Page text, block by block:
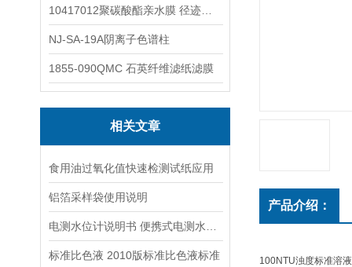
NJ-SA-19A阴离子色谱柱
1855-090QMC 石英纤维滤纸滤膜
相关文章
食用油过氧化值快速检测试纸应用
铝箔采样袋使用说明
标准比色液 2010版标准比色液标准
产品介绍：
100NTU浊度标准溶液